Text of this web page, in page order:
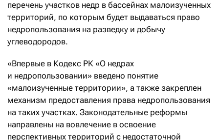
перечень участков недр в бассейнах малоизученных
территорий, по которым будет выдаваться право
недропользования на разведку и добычу
углеводородов.
«Впервые в Кодекс РК «О недрах
и недропользовании» введено понятие
«малоизученные территории», а также закреплен
механизм предоставления права недропользования
на таких участках. Законодательные реформы
направлены на вовлечение в освоение
перспективных территорий с недостаточной